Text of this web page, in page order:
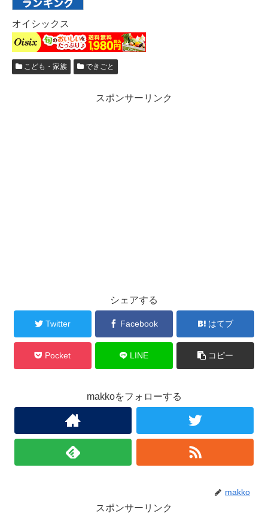
オイシックス
こども・家族 できごと
スポンサーリンク
シェアする
Twitter Facebook はてブ
Pocket LINE コピー
makkoをフォローする
makko
スポンサーリンク